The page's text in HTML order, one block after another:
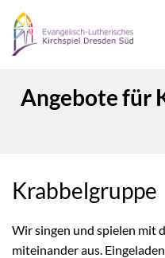
Zum Inhalt springen
Angebote für
Krabbelgruppe
Wir singen und spielen mit
miteinander aus.